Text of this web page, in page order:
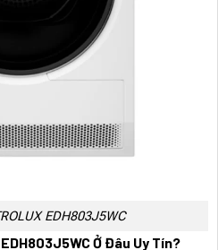
EDH803J5WC
Ở Đâu Uy Tín?